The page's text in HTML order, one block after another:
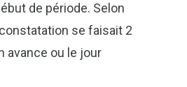
de période. Selon
se faisait 2
avance ou le jour